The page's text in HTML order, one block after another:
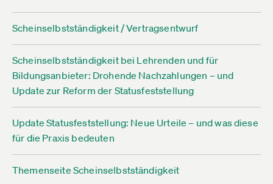
Scheinselbstständigkeit / Vertragsentwurf
Scheinselbstständigkeit bei Lehrenden und für
Bildungsanbieter: Drohende Nachzahlungen – und
Update zur Reform der Statusfeststellung
Update Statusfeststellung: Neue Urteile – und was diese
für die Praxis bedeuten
Themenseite Scheinselbstständigkeit